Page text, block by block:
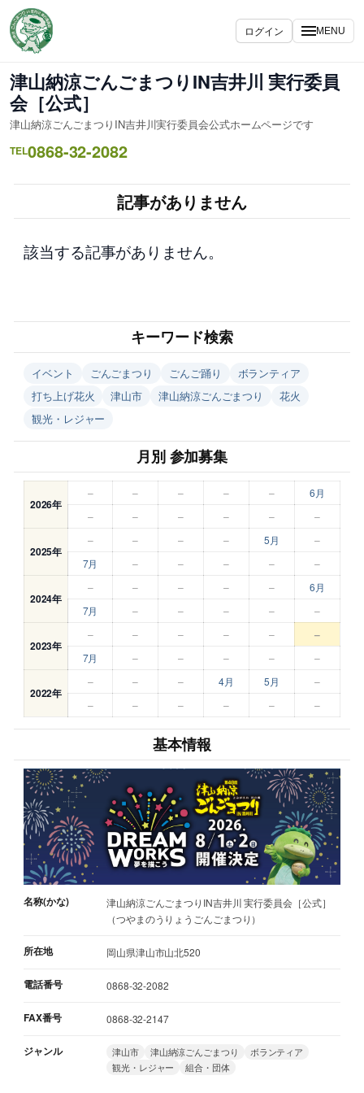
容
を
ス
キ
ッ
プ
ログイン MENU
津山納涼ごんごまつりIN吉井川 実行委員
会［公式］
津山納涼ごんごまつりIN吉井川実行委員会公式ホームページです
TEL0868-32-2082
記事がありません
該当する記事がありません。
キーワード検索
イベント ごんごまつり ごんご踊り
ボランティア
打ち上げ花火
津山市 津山納涼ごんごまつり
花火
観光・レジャー
月別 参加募集
2026年
– – – – –
6月
–
– – – – –
2025年
– – – – 5月
–
7月
– – – – –
2024年
– – – – –
6月
7月
– – – – –
2023年
– – – – – –
7月 – – – – –
2022年
– – – 4月 5月
–
–
– – – – –
基本情報
名称(かな)
津山納涼ごんごまつりIN吉井川 実行委員会［公式］
（つやまのうりょうごんごまつり）
所在地 岡山県津山市山北520
電話番号 0868-32-2082
FAX番号 0868-32-2147
ジャンル 津山市 津山納涼ごんごまつり
ボランティア
観光・レジャー
組合・団体